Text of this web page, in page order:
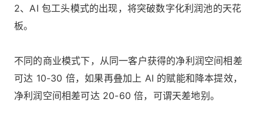
2、AI 包工头模式的出现，将突破数字化利润池的天花
板。
不同的商业模式下，从同一客户获得的净利润空间相差
可达 10-30 倍，如果再叠加上 AI 的赋能和降本提效，
净利润空间相差可达 20-60 倍，可谓天差地别。